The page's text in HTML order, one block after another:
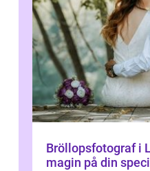
Bröllopsfotograf i
magin på din